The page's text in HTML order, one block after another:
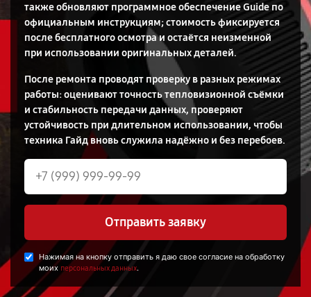
также обновляют программное обеспечение Guide по
официальным инструкциям; стоимость фиксируется
после бесплатного осмотра и остаётся неизменной
при использовании оригинальных деталей.
После ремонта проводят проверку в разных режимах
работы: оценивают точность тепловизионной съёмки
и стабильность передачи данных, проверяют
устойчивость при длительном использовании, чтобы
техника Гайд вновь служила надёжно и без перебоев.
Отправить заявку
Нажимая на кнопку отправить я даю свое согласие на обработку
моих персональных данных.